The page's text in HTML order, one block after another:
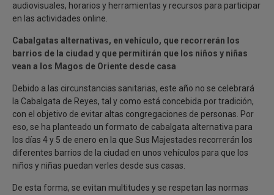
audiovisuales, horarios y herramientas y recursos para participar
en las actividades online.
Cabalgatas alternativas, en vehículo, que recorrerán los
barrios de la ciudad y que permitirán que los niños y niñas
vean a los Magos de Oriente desde casa
Debido a las circunstancias sanitarias, este año no se celebrará
la Cabalgata de Reyes, tal y como está concebida por tradición,
con el objetivo de evitar altas congregaciones de personas. Por
eso, se ha planteado un formato de cabalgata alternativa para
los días 4 y 5 de enero en la que Sus Majestades recorrerán los
diferentes barrios de la ciudad en unos vehículos para que los
niños y niñas puedan verles desde sus casas.
De esta forma, se evitan multitudes y se respetan las normas